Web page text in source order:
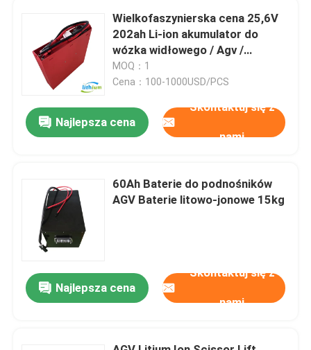
O nas
Wycieczka po fabryce
Kontrola jakości
akumulator litowy do wózków widłowych
Elektryczny wózek widłowy Akumulator litowo-jonowy
48-woltowa bateria litowo-jonowa do wózka
Akumulator wózka paletowego
Wielkofaszynierska cena 25,6V
202ah Li-ion akumulator do
wózka widłowego / Agv /
zamiatacz
MOQ：1
Cena：100-1000USD/PCS
Najlepsza cena
Skontaktuj się z
nami
60Ah Baterie do podnośników
AGV Baterie litowo-jonowe 15kg
Najlepsza cena
Skontaktuj się z
nami